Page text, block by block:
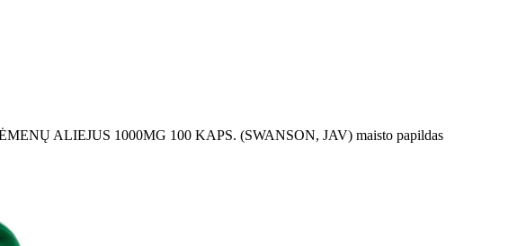
ALIEJUS 1000MG 100 KAPS. (SWANSON, JAV) maisto papildas